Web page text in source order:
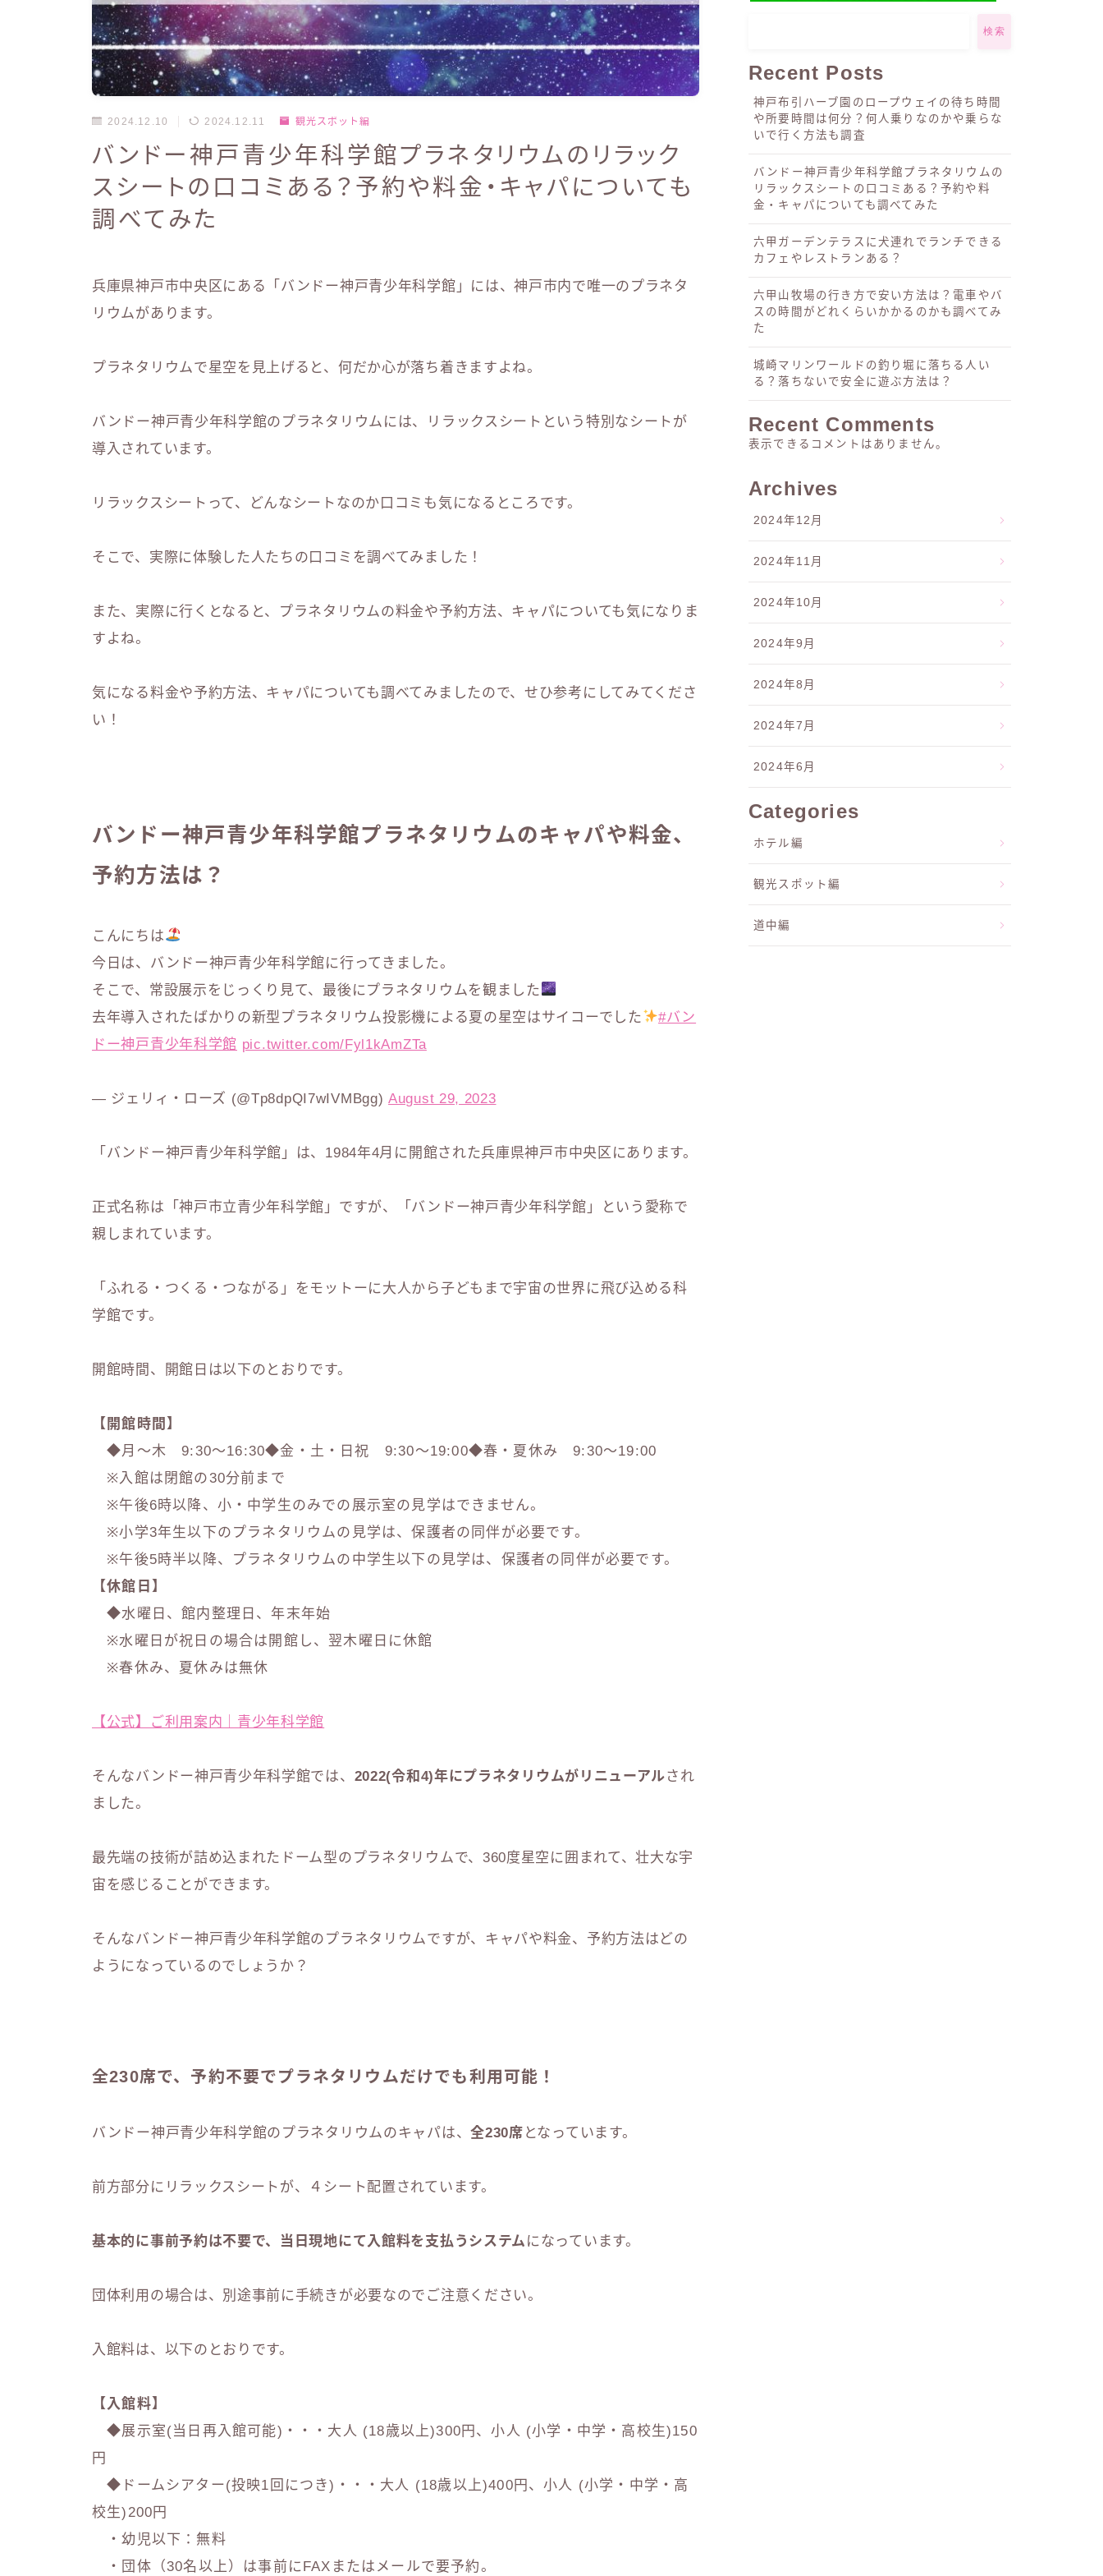
2024.12.10 2024.12.11 観光スポット編
バンドー神戸青少年科学館プラネタリウムのリラック
スシートの口コミある？予約や料金・キャパについても
調べてみた
兵庫県神戸市中央区にある「バンドー神戸青少年科学館」には、神戸市内で唯一のプラネタ
リウムがあります。
プラネタリウムで星空を見上げると、何だか心が落ち着きますよね。
バンドー神戸青少年科学館のプラネタリウムには、リラックスシートという特別なシートが
導入されています。
リラックスシートって、どんなシートなのか口コミも気になるところです。
そこで、実際に体験した人たちの口コミを調べてみました！
また、実際に行くとなると、プラネタリウムの料金や予約方法、キャパについても気になりま
すよね。
気になる料金や予約方法、キャパについても調べてみましたので、せひ参考にしてみてくださ
い！
バンドー神戸青少年科学館プラネタリウムのキャパや料金、
予約方法は？
こんにちは
今日は、バンドー神戸青少年科学館に行ってきました。
そこで、常設展示をじっくり見て、最後にプラネタリウムを観ました
去年導入されたばかりの新型プラネタリウム投影機による夏の星空はサイコーでした
#バン
ドー神戸青少年科学館 pic.twitter.com/Fyl1kAmZTa
— ジェリィ・ローズ (@Tp8dpQI7wIVMBgg) August 29, 2023
「バンドー神戸青少年科学館」は、1984年4月に開館された兵庫県神戸市中央区にあります。
正式名称は「神戸市立青少年科学館」ですが、「バンドー神戸青少年科学館」という愛称で
親しまれています。
「ふれる・つくる・つながる」をモットーに大人から子どもまで宇宙の世界に飛び込める科
学館です。
開館時間、開館日は以下のとおりです。
【開館時間】
◆月〜木 9:30～16:30◆金・土・日祝 9:30～19:00◆春・夏休み 9:30～19:00
※入館は閉館の30分前まで
※午後6時以降、小・中学生のみでの展示室の見学はできません。
※小学3年生以下のプラネタリウムの見学は、保護者の同伴が必要です。
※午後5時半以降、プラネタリウムの中学生以下の見学は、保護者の同伴が必要です。
【休館日】
◆水曜日、館内整理日、年末年始
※水曜日が祝日の場合は開館し、翌木曜日に休館
※春休み、夏休みは無休
【公式】ご利用案内｜青少年科学館
そんなバンドー神戸青少年科学館では、 2022(令和4)年にプラネタリウムがリニューアルされ
ました。
最先端の技術が詰め込まれたドーム型のプラネタリウムで、360度星空に囲まれて、壮大な宇
宙を感じることができます。
そんなバンドー神戸青少年科学館のプラネタリウムですが、キャパや料金、予約方法はどの
ようになっているのでしょうか？
全230席で、予約不要でプラネタリウムだけでも利用可能！
バンドー神戸青少年科学館のプラネタリウムのキャパは、全230席 となっています。
前方部分にリラックスシートが、４シート配置されています。
基本的に事前予約は不要で、当日現地にて入館料を支払うシステム になっています。
団体利用の場合は、別途事前に手続きが必要なのでご注意ください。
入館料は、以下のとおりです。
【入館料】
◆展示室(当日再入館可能)・・・大人 (18歳以上)300円、小人 (小学・中学・高校生)150
円
◆ドームシアター(投映1回につき)・・・大人 (18歳以上)400円、小人 (小学・中学・高
校生)200円
・幼児以下：無料
・団体（30名以上）は事前にFAXまたはメールで要予約。
検索
Recent Posts
神戸布引ハーブ園のロープウェイの待ち時間
や所要時間は何分？何人乗りなのかや乗らな
いで行く方法も調査
バンドー神戸青少年科学館プラネタリウムの
リラックスシートの口コミある？予約や料
金・キャパについても調べてみた
六甲ガーデンテラスに犬連れでランチできる
カフェやレストランある？
六甲山牧場の行き方で安い方法は？電車やバ
スの時間がどれくらいかかるのかも調べてみ
た
城崎マリンワールドの釣り堀に落ちる人い
る？落ちないで安全に遊ぶ方法は？
Recent Comments
表示できるコメントはありません。
Archives
2024年12月
2024年11月
2024年10月
2024年9月
2024年8月
2024年7月
2024年6月
Categories
ホテル編
観光スポット編
道中編